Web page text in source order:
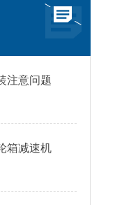
注意问题
箱减速机